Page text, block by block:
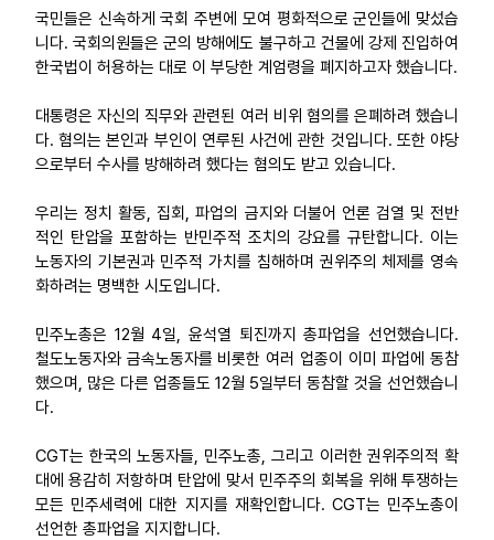
국민들은 신속하게 국회 주변에 모여 평화적으로 군인들에 맞섰습
니다. 국회의원들은 군의 방해에도 불구하고 건물에 강제 진입하여
한국법이 허용하는 대로 이 부당한 계엄령을 폐지하고자 했습니다.
대통령은 자신의 직무와 관련된 여러 비위 혐의를 은폐하려 했습니
다. 혐의는 본인과 부인이 연루된 사건에 관한 것입니다. 또한 야당
으로부터 수사를 방해하려 했다는 혐의도 받고 있습니다.
우리는 정치 활동, 집회, 파업의 금지와 더불어 언론 검열 및 전반
적인 탄압을 포함하는 반민주적 조치의 강요를 규탄합니다. 이는
노동자의 기본권과 민주적 가치를 침해하며 권위주의 체제를 영속
화하려는 명백한 시도입니다.
민주노총은 12월 4일, 윤석열 퇴진까지 총파업을 선언했습니다.
철도노동자와 금속노동자를 비롯한 여러 업종이 이미 파업에 동참
했으며, 많은 다른 업종들도 12월 5일부터 동참할 것을 선언했습니
다.
CGT는 한국의 노동자들, 민주노총, 그리고 이러한 권위주의적 확
대에 용감히 저항하며 탄압에 맞서 민주주의 회복을 위해 투쟁하는
모든 민주세력에 대한 지지를 재확인합니다. CGT는 민주노총이
선언한 총파업을 지지합니다.